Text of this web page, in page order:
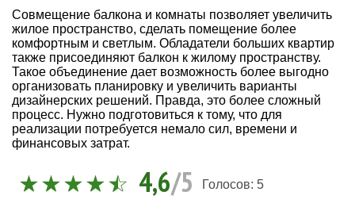
Совмещение балкона и комнаты позволяет увеличить
жилое пространство, сделать помещение более
комфортным и светлым. Обладатели больших квартир
также присоединяют балкон к жилому пространству.
Такое объединение дает возможность более выгодно
организовать планировку и увеличить варианты
дизайнерских решений. Правда, это более сложный
процесс. Нужно подготовиться к тому, что для
реализации потребуется немало сил, времени и
финансовых затрат.
4,6/5 Голосов: 5